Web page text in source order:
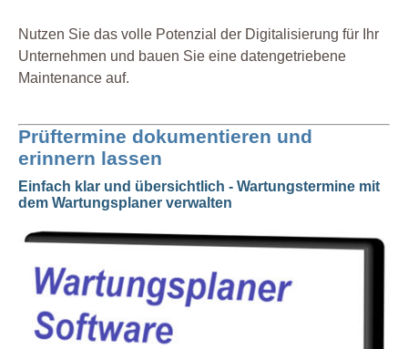
Nutzen Sie das volle Potenzial der Digitalisierung für Ihr
Unternehmen und bauen Sie eine datengetriebene
Maintenance auf.
Prüftermine dokumentieren und
erinnern lassen
Einfach klar und übersichtlich - Wartungstermine mit
dem Wartungsplaner verwalten